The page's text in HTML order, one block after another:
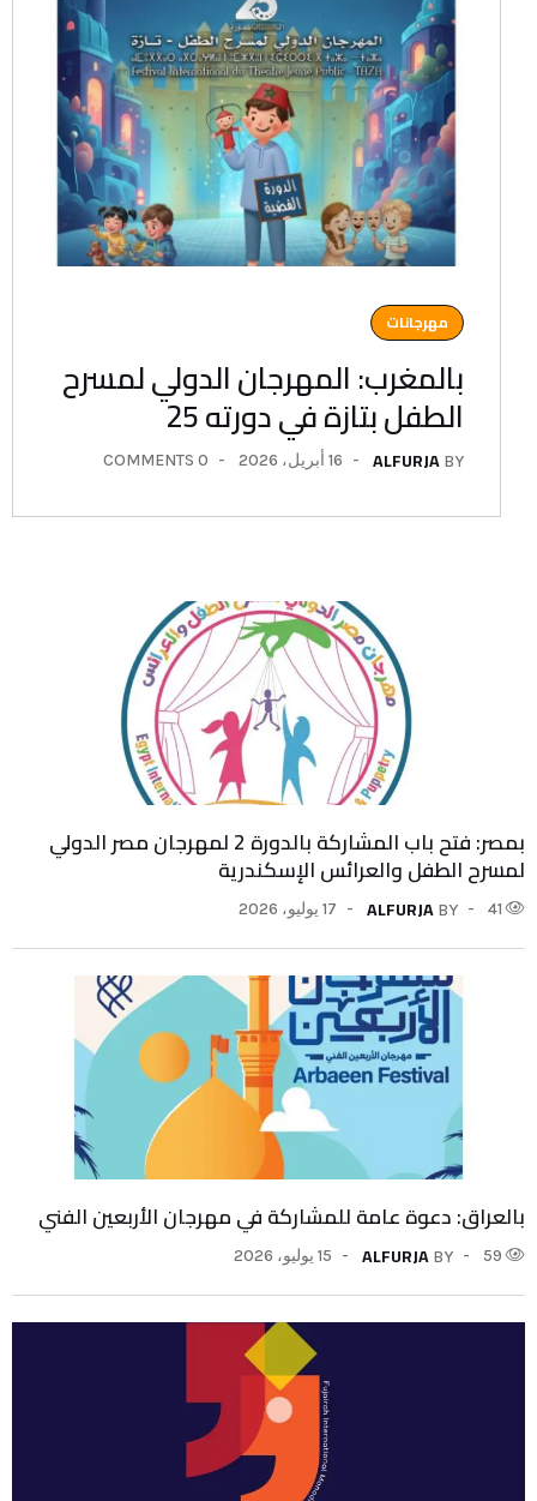
مهرجانات
بالمغرب: المهرجان الدولي لمسرح
الطفل بتازة في دورته 25
BY
ALFURJA 16 أبريل، 2026 0 COMMENTS
بمصر: فتح باب المشاركة بالدورة 2 لمهرجان مصر الدولي
لمسرح الطفل والعرائس الإسكندرية
41
BY
ALFURJA 17 يوليو، 2026
بالعراق: دعوة عامة للمشاركة في مهرجان الأربعين الفني
59
BY
ALFURJA 15 يوليو، 2026